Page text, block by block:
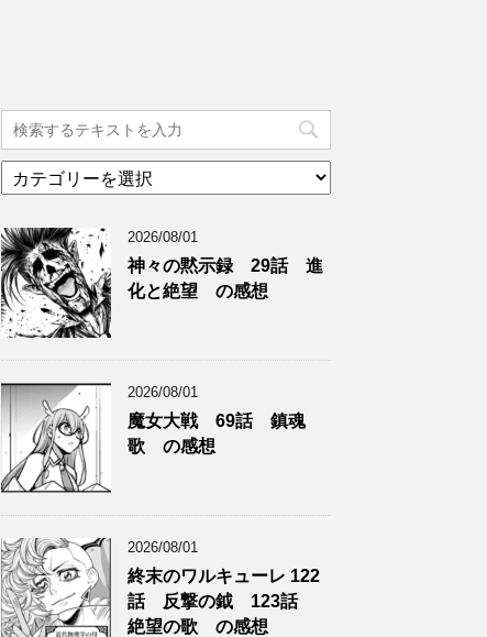
テ
リ
ー
2026/08/01
神々の黙示録 29話 進
化と絶望 の感想
2026/08/01
魔女大戦 69話 鎮魂
歌 の感想
2026/08/01
終末のワルキューレ 122
話 反撃の鉞 123話
絶望の歌 の感想